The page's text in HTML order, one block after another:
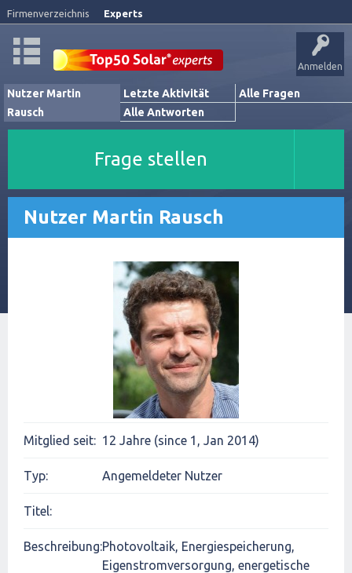
Firmenverzeichnis Experts
Anmelden
Nutzer Martin
Rausch
Letzte Aktivität
Alle Fragen
Alle Antworten
Frage stellen
Nutzer Martin Rausch
Mitglied seit: 12 Jahre (since 1, Jan 2014)
Typ: Angemeldeter Nutzer
Titel:
Beschreibung:Photovoltaik, Energiespeicherung,
Eigenstromversorgung, energetische